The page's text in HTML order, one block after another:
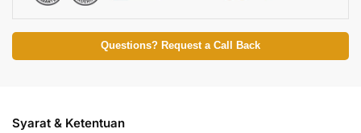
Questions? Request a Call Back
Syarat & Ketentuan